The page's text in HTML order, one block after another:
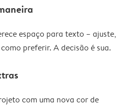
espaço para texto – ajuste,
preferir. A decisão é sua.
com uma nova cor de